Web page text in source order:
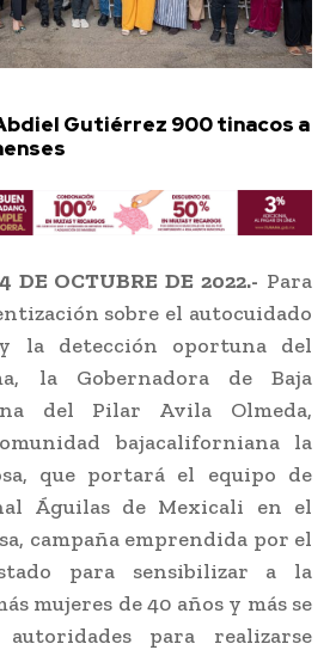
Gutiérrez 900 tinacos a
DE OCTUBRE DE 2022.- Para
sobre el autocuidado
la detección oportuna del
la Gobernadora de Baja
del Pilar Avila Olmeda,
bajacaliforniana la
que portará el equipo de
Águilas de Mexicali en el
campaña emprendida por el
para sensibilizar a la
mujeres de 40 años y más se
para realizarse